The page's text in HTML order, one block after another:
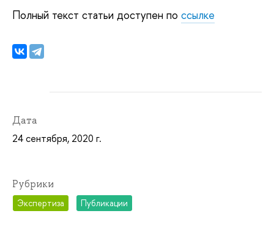
Полный текст статьи доступен по ссылке
Дата
24 сентября, 2020 г.
Рубрики
Экспертиза Публикации